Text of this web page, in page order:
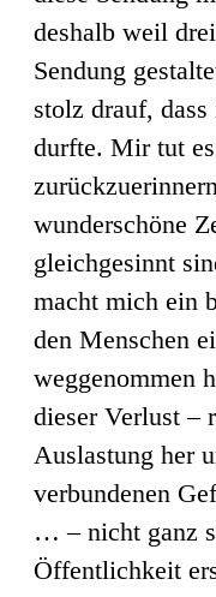
deshalb weil
Sendung
stolz drauf,
durfte. Mir tut
wunderschöne
gleichgesinnt
macht mich ein
den Menschen
weggenommen
dieser Verlust –
Auslastung her
verbundenen
… – nicht ganz
Öffentlichkeit